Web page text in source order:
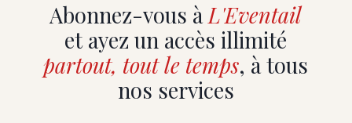
Abonnez-vous àL'Eventail
et ayez un accès illimité
partout, tout le temps, à tous
nos services